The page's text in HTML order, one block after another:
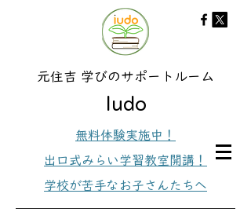
元住吉 学びのサポートルーム
ludo
無料体験実施中！
出口式みらい学習教室開講！
学校が苦手なお子さんたちへ